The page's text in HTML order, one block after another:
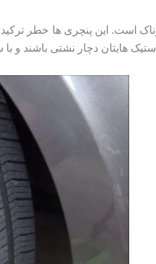
است. این پنچری ها خطر
هایتان دچار نشتی باشند و با